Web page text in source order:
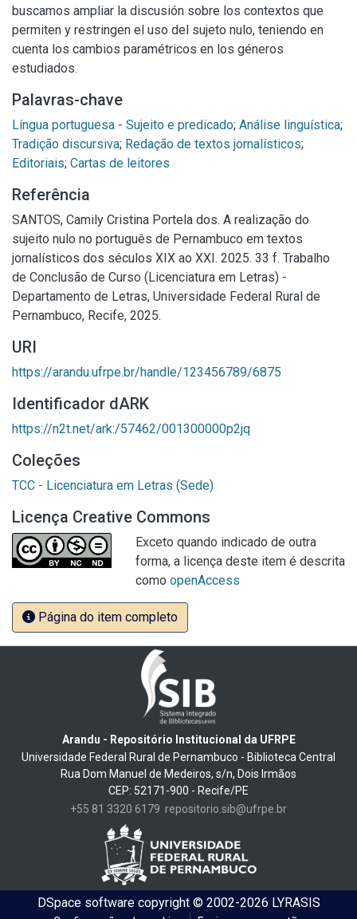
buscamos ampliar la discusión sobre los contextos que
permiten y restringen el uso del sujeto nulo, teniendo en
cuenta los cambios paramétricos en los géneros
estudiados.
Palavras-chave
Língua portuguesa - Sujeito e predicado; Análise linguística;
Tradição discursiva; Redação de textos jornalísticos;
Editoriais; Cartas de leitores
Referência
SANTOS, Camily Cristina Portela dos. A realização do
sujeito nulo no português de Pernambuco em textos
jornalísticos dos séculos XIX ao XXI. 2025. 33 f. Trabalho
de Conclusão de Curso (Licenciatura em Letras) -
Departamento de Letras, Universidade Federal Rural de
Pernambuco, Recife, 2025.
URI
https://arandu.ufrpe.br/handle/123456789/6875
Identificador dARK
https://n2t.net/ark:/57462/001300000p2jq
Coleções
TCC - Licenciatura em Letras (Sede)
Licença Creative Commons
Exceto quando indicado de outra
forma, a licença deste item é descrita
como openAccess
Página do item completo
Arandu - Repositório Institucional da UFRPE
Universidade Federal Rural de Pernambuco - Biblioteca Central
Rua Dom Manuel de Medeiros, s/n, Dois Irmãos
CEP: 52171-900 - Recife/PE
+55 81 3320 6179 repositorio.sib@ufrpe.br
DSpace softwarecopyright © 2002-2026 LYRASIS